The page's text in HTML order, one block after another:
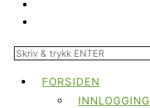
FORSIDEN
INNLOGGING